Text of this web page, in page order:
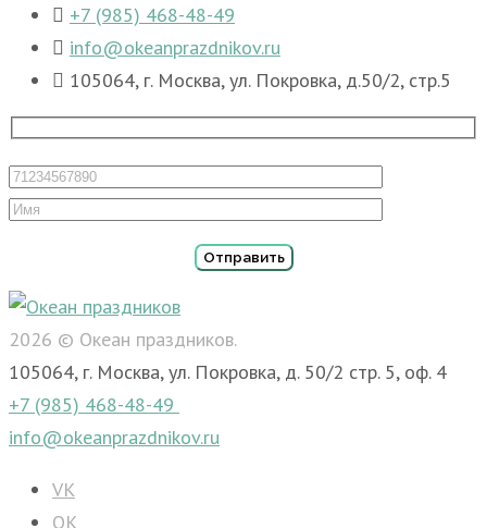
+7 (985) 468-48-49
info@okeanprazdnikov.ru
105064, г. Москва, ул. Покровка, д.50/2, стр.5
2026 © Океан праздников.
105064, г. Москва, ул. Покровка, д. 50/2 стр. 5, оф. 4
+7 (985) 468-48-49
info@okeanprazdnikov.ru
VK
OK